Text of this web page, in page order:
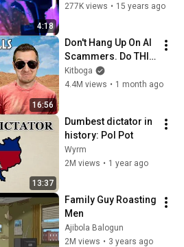
4:18
277K views • 15 years ago
16:56
Don't Hang Up On AI
Scammers. Do THIS
Instead.
Kitboga
4.4M views • 1 month ago
13:37
Dumbest dictator in
history: Pol Pot
Wyrm
2M views • 1 year ago
Family Guy Roasting
Men
Ajibola Balogun
2M views • 3 years ago